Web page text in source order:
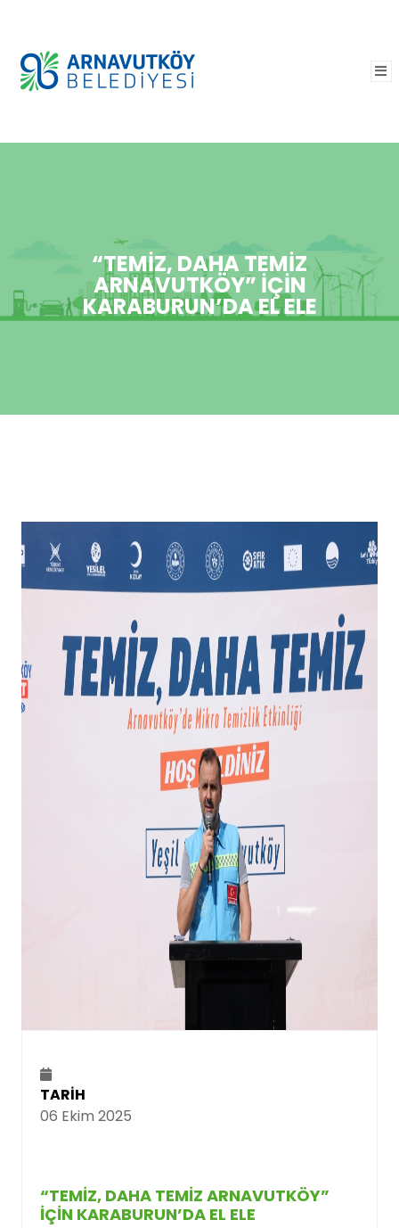
“TEMIZ, DAHA TEMIZ
ARNAVUTKÖY” İÇIN
KARABURUN’DA EL ELE
TARİH
06 Ekim 2025
“TEMIZ, DAHA TEMIZ ARNAVUTKÖY”
İÇIN KARABURUN’DA EL ELE